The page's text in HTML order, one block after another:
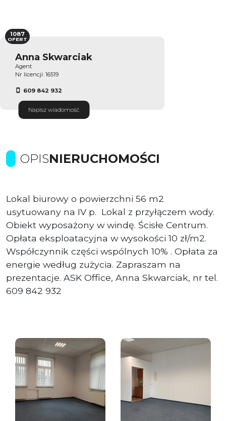
Anna Skwarciak
Agent
Nr licencji: 16519
609 842 932
Napisz wiadomość
1087
OFERT
OPISNIERUCHOMOŚCI
Lokal biurowy o powierzchni 56 m2
usytuowany na IV p. Lokal z przyłączem wody.
Obiekt wyposażony w windę. Ścisłe Centrum.
Opłata eksploatacyjna w wysokości 10 zł/m2.
Współczynnik części wspólnych 10% . Opłata za
energie według zużycia. Zapraszam na
prezentacje. ASK Office, Anna Skwarciak, nr tel.
609 842 932